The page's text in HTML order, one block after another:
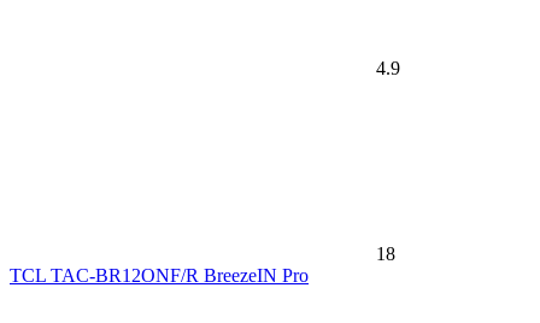
4.9
18
TCL TAC-BR12ONF/R BreezeIN Pro